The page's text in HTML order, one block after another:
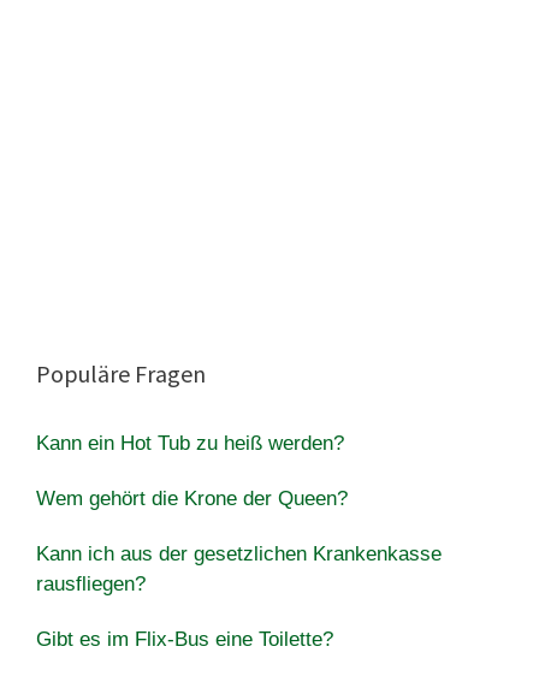
Populäre Fragen
Kann ein Hot Tub zu heiß werden?
Wem gehört die Krone der Queen?
Kann ich aus der gesetzlichen Krankenkasse
rausfliegen?
Gibt es im Flix-Bus eine Toilette?